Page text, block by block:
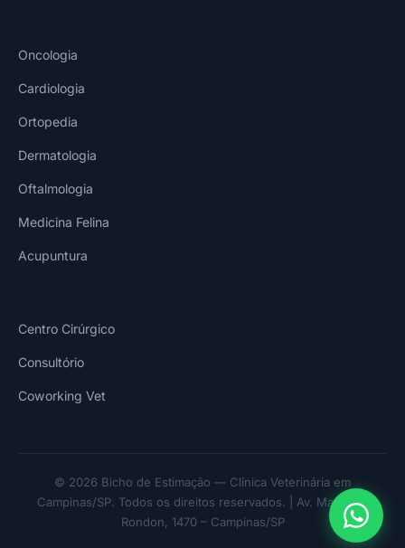
Oncologia
Cardiologia
Ortopedia
Dermatologia
Oftalmologia
Medicina Felina
Acupuntura
Centro Cirúrgico
Consultório
Coworking Vet
© 2026 Bicho de Estimação — Clínica Veterinária em
Campinas/SP. Todos os direitos reservados. | Av. Marechal
Rondon, 1470 – Campinas/SP